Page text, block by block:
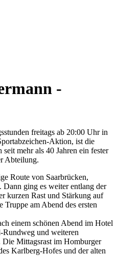
-
freitags ab 20:00 Uhr in
Aktion, ist die
mehr als 40 Jahren ein fester
Abteilung.
Route von Saarbrücken,
Dann ging es weiter entlang der
kurzen Rast und Stärkung auf
am Abend des ersten
einem schönen Abend im Hotel
Rundweg und weiteren
Mittagsrast im Homburger
Karlberg-Hofes und der alten